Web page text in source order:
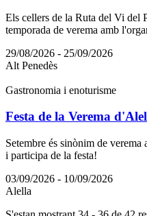
Els cellers de la Ruta del Vi del
temporada de verema amb
29/08/2026 - 25/09/2026
Alt Penedès
Gastronomia i enoturisme
Festa de la Verema
Setembre és sinònim de
i participa de la festa!
03/09/2026 - 10/09/2026
Alella